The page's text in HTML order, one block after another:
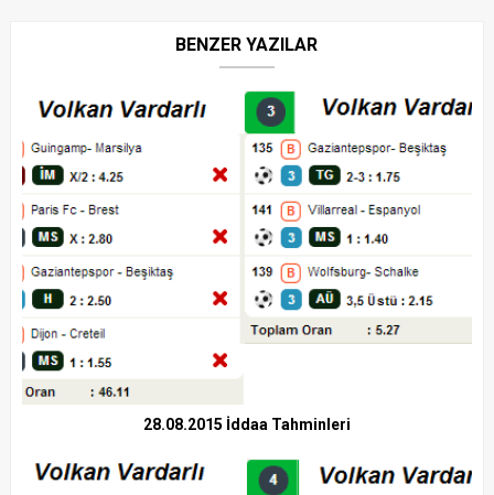
BENZER YAZILAR
28.08.2015 İddaa Tahminleri